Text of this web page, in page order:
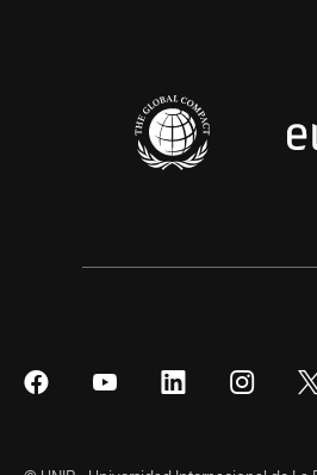
SíguenosSíguenos
SíguenosSíguenos